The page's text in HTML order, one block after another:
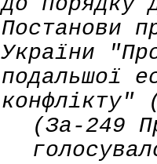
Постанови
України
подальшої
конфлікту"
(За-249